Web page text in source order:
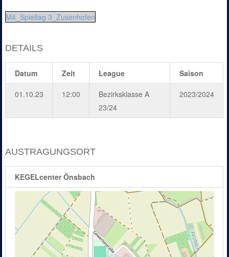
M4_Spieltag 3_Zusenhofen
DETAILS
Datum Zeit League Saison
01.10.23 12:00
Bezirksklasse A
23/24
2023/2024
AUSTRAGUNGSORT
KEGELcenter Önsbach